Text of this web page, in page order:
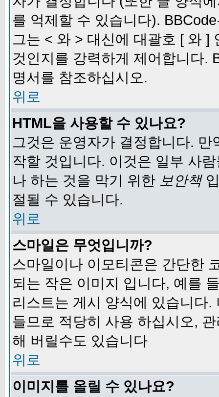
를 억제할 수 있습니다).
그는 < 와 > 대신에 대괄호 [ 와 ]
것인지를 강력하게 제어합니다.
명서를 참조하십시오.
위로
HTML을 사용할 수 있나요?
그것은 운영자가 결정합니다.
작할 것입니다. 이것은 일부 사
나 하는 것을 막기 위한 보안책
절될 수 있습니다.
위로
스마일은 무엇입니까?
스마일이나 이모티콘은 간단한
되는 작은 이미지 입니다, 예를
리스트는 게시 양식에 있습니다
들므로 적당히 사용 하십시오,
해 버릴수도 있습니다
위로
이미지를 올릴 수 있나요?